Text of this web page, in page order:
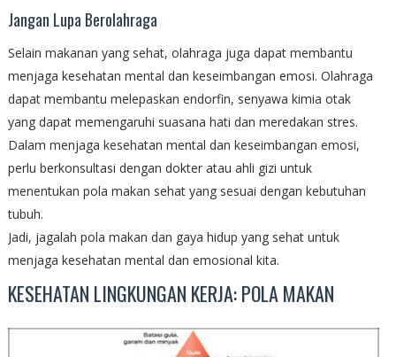
Jangan Lupa Berolahraga
Selain makanan yang sehat, olahraga juga dapat membantu
menjaga kesehatan mental dan keseimbangan emosi. Olahraga
dapat membantu melepaskan endorfin, senyawa kimia otak
yang dapat memengaruhi suasana hati dan meredakan stres.
Dalam menjaga kesehatan mental dan keseimbangan emosi,
perlu berkonsultasi dengan dokter atau ahli gizi untuk
menentukan pola makan sehat yang sesuai dengan kebutuhan
tubuh.
Jadi, jagalah pola makan dan gaya hidup yang sehat untuk
menjaga kesehatan mental dan emosional kita.
KESEHATAN LINGKUNGAN KERJA: POLA MAKAN